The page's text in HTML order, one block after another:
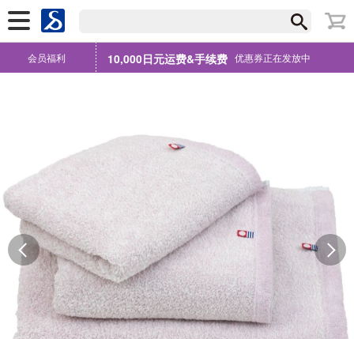
会员福利 10,000日元运费&手续费 优惠券正在发放中